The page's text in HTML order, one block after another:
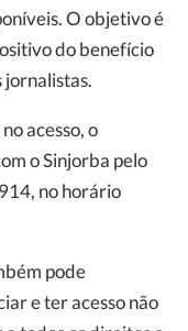
O objetivo é
do benefício
jornalistas.
acesso, o
o Sinjorba pelo
no horário
pode
e ter acesso não